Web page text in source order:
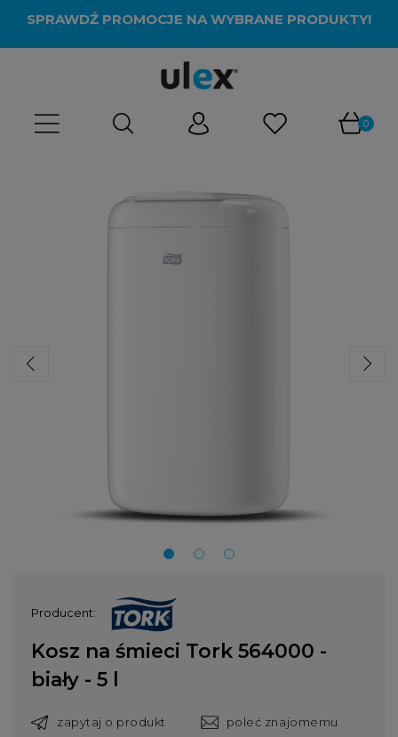
SPRAWDŹ PROMOCJE NA WYBRANE PRODUKTY!
Producent:
Kosz na śmieci Tork 564000 -
biały - 5 l
zapytaj o produkt poleć znajomemu